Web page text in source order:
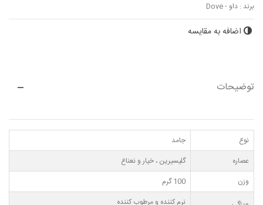
برند : داو - Dove
اضافه به مقایسه
توضیحات
نوع
جامد
عصاره
گلیسیرین ، خیار و نعناع
وزن
100 گرم
نرم کننده و مرطوب کننده